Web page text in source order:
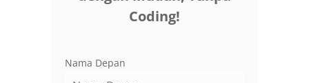
Coding!
Nama Depan